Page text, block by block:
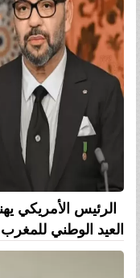
الرئيس الأمريكي
العيد الوطني للمغرب